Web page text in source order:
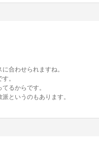
合わせられますね。
。
るからです。
というのもあります。